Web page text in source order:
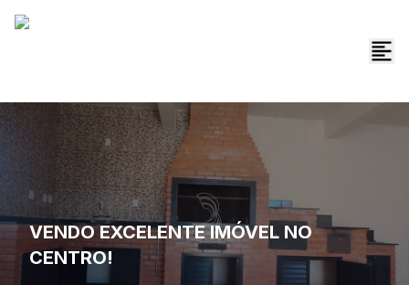
VENDO EXCELENTE IMÓVEL NO
CENTRO!